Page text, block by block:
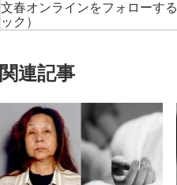
文春オンラインをフォローする
ック）
関連記事